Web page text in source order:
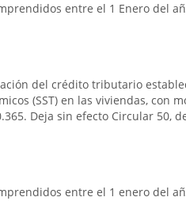
entre el 1 Enero del
del crédito tributario
(SST) en las viviendas, con
Deja sin efecto Circular 50,
entre el 1 enero del